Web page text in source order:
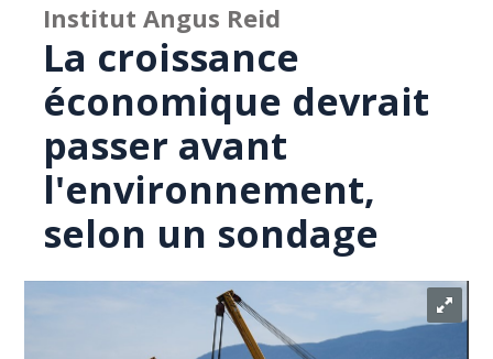
Institut Angus Reid
La croissance
économique devrait
passer avant
l'environnement,
selon un sondage